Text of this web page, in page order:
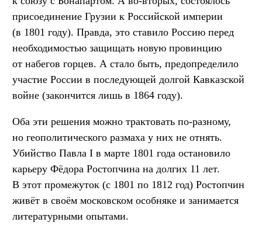
присоединение Грузии к Российской империи
(в 1801 году). Правда, это ставило Россию перед
необходимостью защищать новую провинцию
от набегов горцев. А стало быть, предопределило
участие России в последующей долгой Кавказской
войне (закончится лишь в 1864 году).
Оба эти решения можно трактовать по-разному,
но геополитического размаха у них не отнять.
Убийство Павла I в марте 1801 года остановило
карьеру Фёдора Ростопчина на долгих 11 лет.
В этот промежуток (с 1801 по 1812 год) Ростопчин
живёт в своём московском особняке и занимается
литературными опытами.